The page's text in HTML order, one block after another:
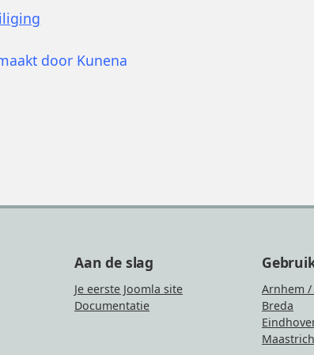
door Kunena
Aan de slag
Je eerste Joomla site
Documentatie
Arnhem
Breda